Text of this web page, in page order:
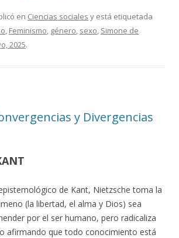
en Ciencias sociales y está etiquetada
, Feminismo, género, sexo, Simone de
2025.
y Divergencias
de Kant, Nietzsche toma la
(la libertad, el alma y Dios) sea
por el ser humano, pero radicaliza
afirmando que todo conocimiento está